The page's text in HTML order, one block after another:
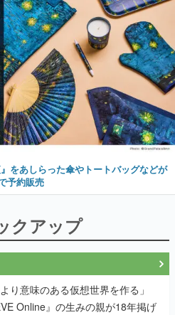
をあしらった傘やトートバッグなどが
予約販売
クアップ
より意味のある仮想世界を作る」
Online』の生みの親が18年掲げ